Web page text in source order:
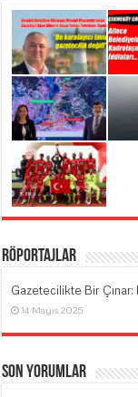
Röportajlar
Gazetecilikte Bir Çınar:
14 Mayıs 2025
Son Yorumlar